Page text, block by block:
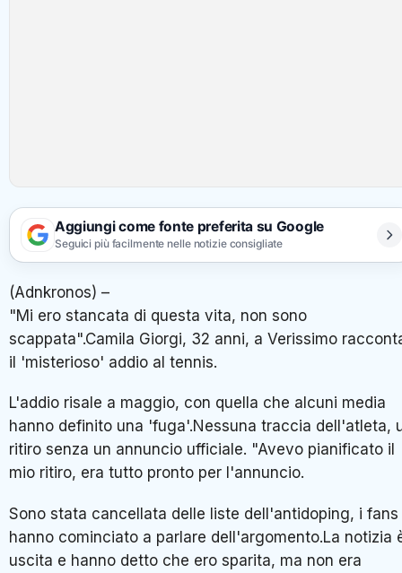
Aggiungi come fonte preferita su Google
Seguici più facilmente nelle notizie consigliate
(Adnkronos) –
"Mi ero stancata di questa vita, non sono
scappata".Camila Giorgi, 32 anni, a Verissimo
il 'misterioso' addio al tennis.
L'addio risale a maggio, con quella che alcuni media
hanno definito una 'fuga'.Nessuna traccia dell'atleta,
ritiro senza un annuncio ufficiale. "Avevo pianificato il
mio ritiro, era tutto pronto per l'annuncio.
Sono stata cancellata delle liste dell'antidoping, i fans
hanno cominciato a parlare dell'argomento.La notizia
uscita e hanno detto che ero sparita, ma non era